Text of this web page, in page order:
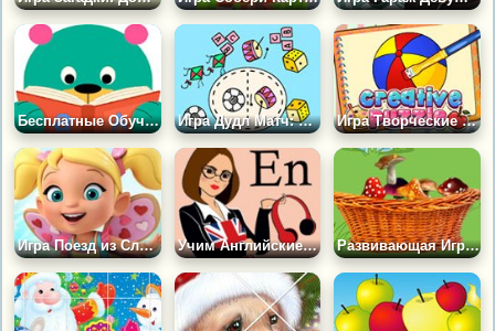
Бесплатные Обучающие Игры Игра Дудл Матч: Собери Пары Игра Творческие Пазлы
Игра Поезд из Слов Баттербин Учим Английские Слова с Картинками Развивающая Игра: Сложи В Корзинку